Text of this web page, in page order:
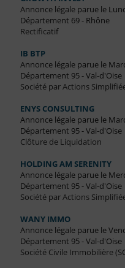
Annonce légale parue le
Département 69 - Rhône
Rectificatif
IB BTP
Annonce légale parue le
Département 95 - Val-d'Oise
Société par Actions
ENYS CONSULTING
Annonce légale parue le
Département 95 - Val-d'Oise
Clôture de Liquidation
HOLDING AM SERENITY
Annonce légale parue le
Département 95 - Val-d'Oise
Société par Actions
WANY IMMO
Annonce légale parue le
Département 95 - Val-d'Oise
Société Civile Immobilière